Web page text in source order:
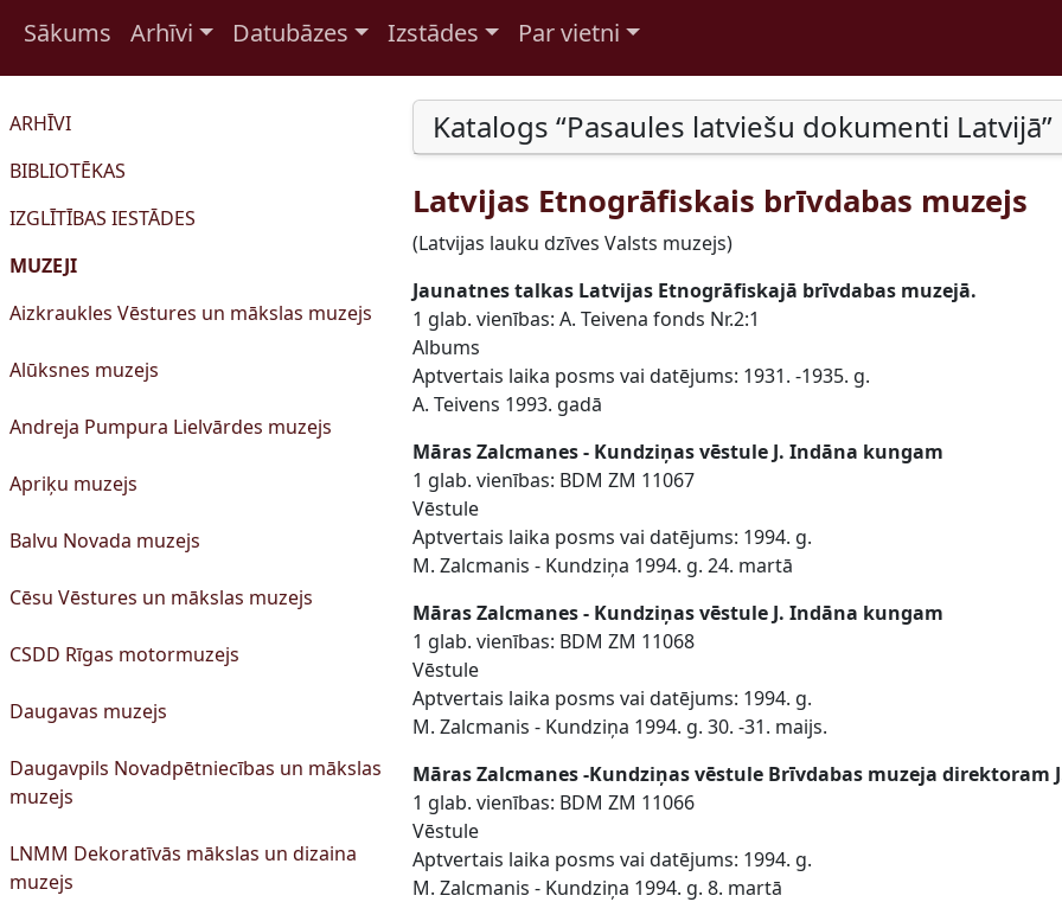
Pāriet uz saturu
Sākums Arhīvi Datubāzes Izstādes Par vietni
ARHĪVI
BIBLIOTĒKAS
IZGLĪTĪBAS IESTĀDES
MUZEJI
Aizkraukles Vēstures un mākslas muzejs
Alūksnes muzejs
Andreja Pumpura Lielvārdes muzejs
Apriķu muzejs
Balvu Novada muzejs
Cēsu Vēstures un mākslas muzejs
CSDD Rīgas motormuzejs
Daugavas muzejs
Daugavpils Novadpētniecības un mākslas
muzejs
LNMM Dekoratīvās mākslas un dizaina
muzejs
Katalogs “Pasaules latviešu dokumenti Latvijā”
Latvijas Etnogrāfiskais brīvdabas muzejs
(Latvijas lauku dzīves Valsts muzejs)
Jaunatnes talkas Latvijas Etnogrāfiskajā brīvdabas muzejā.
1 glab. vienības: A. Teivena fonds Nr.2:1
Albums
Aptvertais laika posms vai datējums: 1931. -1935. g.
A. Teivens 1993. gadā
Māras Zalcmanes - Kundziņas vēstule J. Indāna kungam
1 glab. vienības: BDM ZM 11067
Vēstule
Aptvertais laika posms vai datējums: 1994. g.
M. Zalcmanis - Kundziņa 1994. g. 24. martā
Māras Zalcmanes - Kundziņas vēstule J. Indāna kungam
1 glab. vienības: BDM ZM 11068
Vēstule
Aptvertais laika posms vai datējums: 1994. g.
M. Zalcmanis - Kundziņa 1994. g. 30. -31. maijs.
Māras Zalcmanes -Kundziņas vēstule Brīvdabas muzeja direktoram
1 glab. vienības: BDM ZM 11066
Vēstule
Aptvertais laika posms vai datējums: 1994. g.
M. Zalcmanis - Kundziņa 1994. g. 8. martā